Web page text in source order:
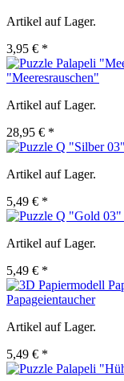
Artikel auf Lager.
3,95 € *
"Meeresrauschen"
Artikel auf Lager.
28,95 € *
Artikel auf Lager.
5,49 € *
Artikel auf Lager.
5,49 € *
Papageientaucher
Artikel auf Lager.
5,49 € *